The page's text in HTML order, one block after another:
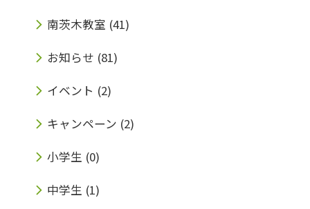
もらい教室まで提出してください！「友達は通
室までお電話下さい！☎➡ 072-665-9717 テス
ト対策概要ダウンロード 無料体験授業も好評
受付中！ お気軽にお問い合わせください。 〒
ランドールモトイ1Fみらい個別 南茨木教室
TEL 072-665-9717
南茨木教室 (41)
お知らせ (81)
イベント (2)
キャンペーン (2)
小学生 (0)
中学生 (1)